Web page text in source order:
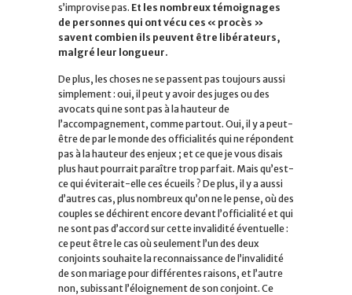
s’improvise pas. Et les nombreux témoignages
de personnes qui ont vécu ces « procès »
savent combien ils peuvent être libérateurs,
malgré leur longueur.
De plus, les choses ne se passent pas toujours aussi
simplement : oui, il peut y avoir des juges ou des
avocats qui ne sont pas à la hauteur de
l’accompagnement, comme partout. Oui, il y a peut-
être de par le monde des officialités qui ne répondent
pas à la hauteur des enjeux ; et ce que je vous disais
plus haut pourrait paraître trop parfait. Mais qu’est-
ce qui éviterait-elle ces écueils ? De plus, il y a aussi
d’autres cas, plus nombreux qu’on ne le pense, où des
couples se déchirent encore devant l’officialité et qui
ne sont pas d’accord sur cette invalidité éventuelle :
ce peut être le cas où seulement l’un des deux
conjoints souhaite la reconnaissance de l’invalidité
de son mariage pour différentes raisons, et l’autre
non, subissant l’éloignement de son conjoint. Ce